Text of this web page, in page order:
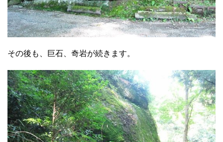
その後も、巨石、奇岩が続きます。